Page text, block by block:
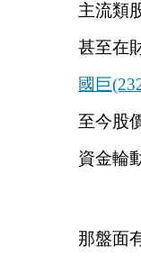
主流類
甚至在
國巨
至今股
資金輪
那盤面